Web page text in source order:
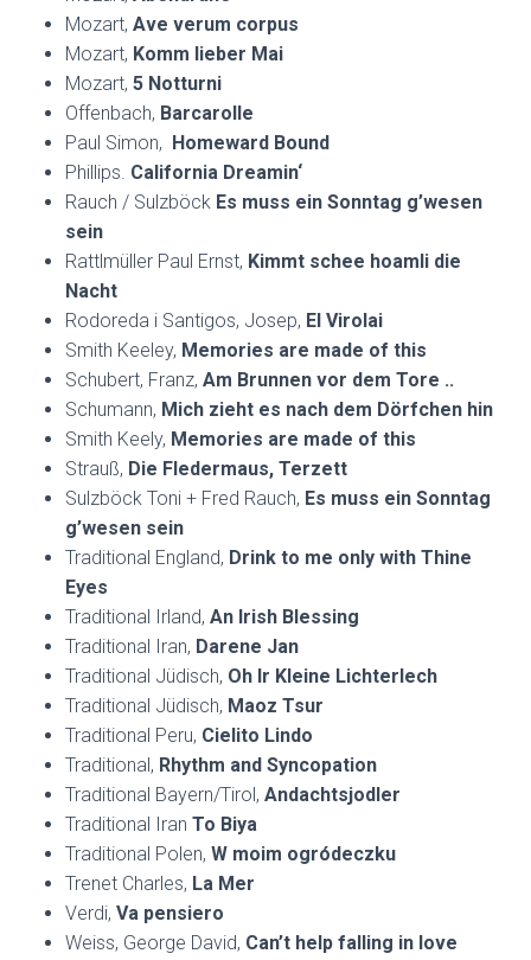
Mozart, Ave verum corpus
Mozart, Komm lieber Mai
Mozart, 5 Notturni
Offenbach, Barcarolle
Paul Simon, Homeward Bound
Phillips. California Dreamin‘
Rauch / Sulzböck Es muss ein Sonntag g’wesen
sein
Rattlmüller Paul Ernst, Kimmt schee hoamli die
Nacht
Rodoreda i Santigos, Josep, El Virolai
Smith Keeley, Memories are made of this
Schubert, Franz, Am Brunnen vor dem Tore ..
Schumann, Mich zieht es nach dem Dörfchen hin
Smith Keely, Memories are made of this
Strauß, Die Fledermaus, Terzett
Sulzböck Toni + Fred Rauch, Es muss ein Sonntag
g’wesen sein
Traditional England, Drink to me only with Thine
Eyes
Traditional Irland, An Irish Blessing
Traditional Iran, Darene Jan
Traditional Jüdisch, Oh Ir Kleine Lichterlech
Traditional Jüdisch, Maoz Tsur
Traditional Peru, Cielito Lindo
Traditional, Rhythm and Syncopation
Traditional Bayern/Tirol, Andachtsjodler
Traditional Iran To Biya
Traditional Polen, W moim ogródeczku
Trenet Charles, La Mer
Verdi, Va pensiero
Weiss, George David, Can’t help falling in love